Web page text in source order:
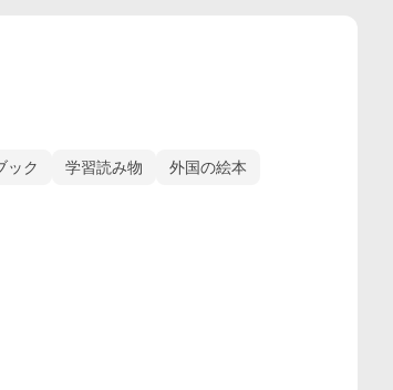
ック 学習読み物 外国の絵本